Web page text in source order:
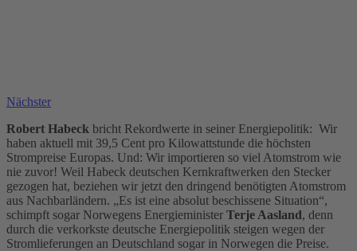
Nächster
Robert Habeck bricht Rekordwerte in seiner Energiepolitik: Wir
haben aktuell mit 39,5 Cent pro Kilowattstunde die höchsten
Strompreise Europas. Und: Wir importieren so viel Atomstrom wie
nie zuvor! Weil Habeck deutschen Kernkraftwerken den Stecker
gezogen hat, beziehen wir jetzt den dringend benötigten Atomstrom
aus Nachbarländern. „Es ist eine absolut beschissene Situation“,
schimpft sogar Norwegens Energieminister Terje Aasland, denn
durch die verkorkste deutsche Energiepolitik steigen wegen der
Stromlieferungen an Deutschland sogar in Norwegen die Preise.